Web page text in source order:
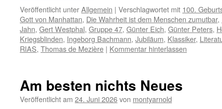
Veröffentlicht unterAllgemein | Verschlagwortet mit 100.
Gott von Manhattan, Die Wahrheit ist dem Menschen zumutbar,
Jahn, Gert Westphal, Gruppe 47, Günter Eich, Günter Peters,
Kriegsblinden, Ingeborg Bachmann, Jubiläum, Klassiker,
RIAS, Thomas de Mezière | Kommentar hinterlassen
Am besten nichts Neues
Veröffentlicht am 24. Juni 2026von montyarnold